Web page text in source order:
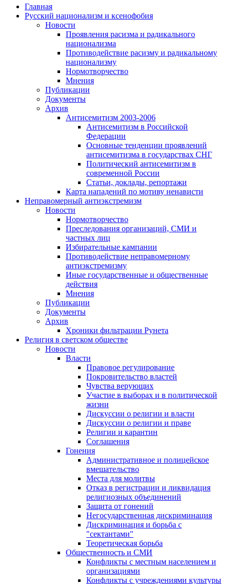
Главная
Русский национализм и ксенофобия
Новости
Проявления расизма и радикального
национализма
Противодействие расизму и радикальному
национализму
Нормотворчество
Мнения
Публикации
Документы
Архив
Антисемитизм 2003-2006
Антисемитизм в Российской
Федерации
Основные тенденции проявлений
антисемитизма в государствах СНГ
Политический антисемитизм в
современной России
Статьи, доклады, репортажи
Карта нападений по мотиву ненависти
Неправомерный антиэкстремизм
Новости
Нормотворчество
Преследования организаций, СМИ и
частных лиц
Избирательные кампании
Противодействие неправомерному
антиэкстремизму
Иные государственные и общественные
действия
Мнения
Публикации
Документы
Архив
Хроники фильтрации Рунета
Религия в светском обществе
Новости
Власти
Правовое регулирование
Покровительство властей
Чувства верующих
Участие в выборах и в политической
жизни
Дискуссии о религии и власти
Дискуссии о религии и праве
Религии и карантин
Соглашения
Гонения
Административное и полицейское
вмешательство
Места для молитвы
Отказ в регистрации и ликвидация
религиозных объединений
Защита от гонений
Негосударственная дискриминация
Дискриминация и борьба с
"сектантами"
Теоретическая борьба
Общественность и СМИ
Конфликты с местным населением и
организациями
Конфликты с учреждениями культуры